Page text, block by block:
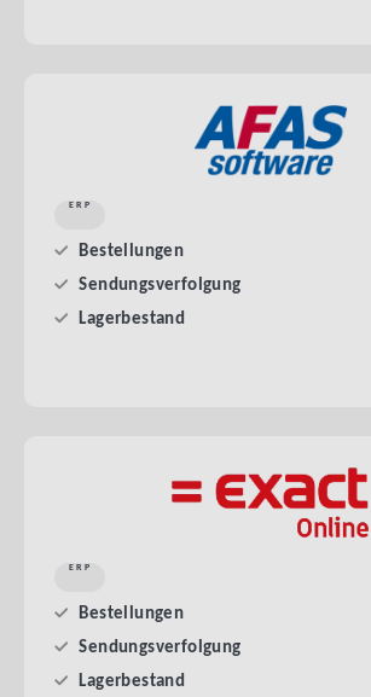
ERP
Bestellungen
Sendungsverfolgung
Lagerbestand
ERP
Bestellungen
Sendungsverfolgung
Lagerbestand